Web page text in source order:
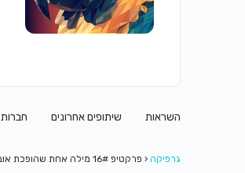
השראות שיתופים אחרונים חברות
גרפיקה ‹ פרקטיפ 16# מילה אחת שהופכת אובייקט פשוט לפריט אמנות יוקרתי